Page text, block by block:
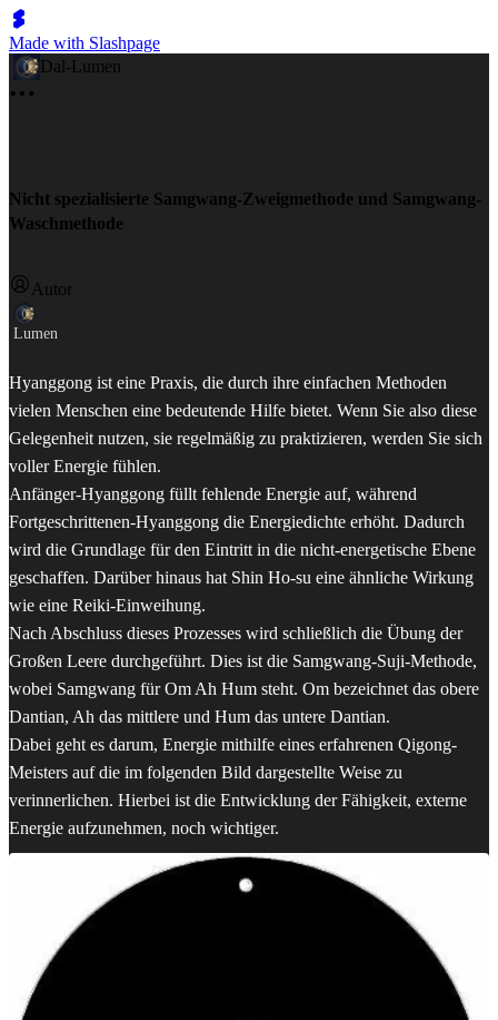
Made with Slashpage
Dal-Lumen
Nicht spezialisierte Samgwang-Zweigmethode und Samgwang-
Waschmethode
Autor
Lumen
Hyanggong ist eine Praxis, die durch ihre einfachen Methoden
vielen Menschen eine bedeutende Hilfe bietet. Wenn Sie also diese
Gelegenheit nutzen, sie regelmäßig zu praktizieren, werden Sie sich
voller Energie fühlen.
Anfänger-Hyanggong füllt fehlende Energie auf, während
Fortgeschrittenen-Hyanggong die Energiedichte erhöht. Dadurch
wird die Grundlage für den Eintritt in die nicht-energetische Ebene
geschaffen. Darüber hinaus hat Shin Ho-su eine ähnliche Wirkung
wie eine Reiki-Einweihung.
Nach Abschluss dieses Prozesses wird schließlich die Übung der
Großen Leere durchgeführt. Dies ist die Samgwang-Suji-Methode,
wobei Samgwang für Om Ah Hum steht. Om bezeichnet das obere
Dantian, Ah das mittlere und Hum das untere Dantian.
Dabei geht es darum, Energie mithilfe eines erfahrenen Qigong-
Meisters auf die im folgenden Bild dargestellte Weise zu
verinnerlichen. Hierbei ist die Entwicklung der Fähigkeit, externe
Energie aufzunehmen, noch wichtiger.